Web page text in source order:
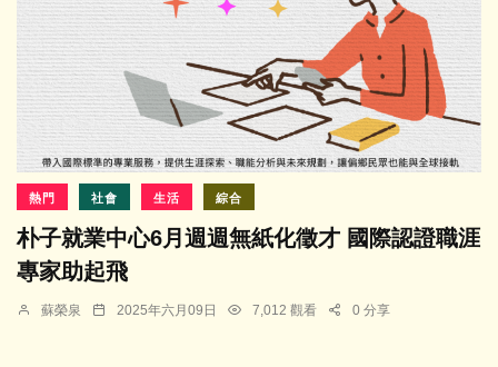
熱門 社會 生活 綜合
朴子就業中心6月週週無紙化徵才 國際認證職涯
專家助起飛
蘇榮泉 2025年六月09日 7,012 觀看 0 分享